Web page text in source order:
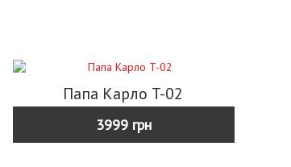
Папа Карло T-02
3999 грн